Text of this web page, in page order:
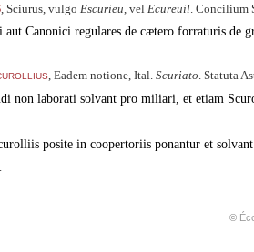
, Sciurus, vulgo Escurieu, vel Ecureuil. Concilium
aut Canonici regulares de cætero forraturis de
, Eadem notione, Ital. Scuriato. Statuta
non laborati solvant pro miliari, et etiam
posite in coopertoriis ponantur et
©